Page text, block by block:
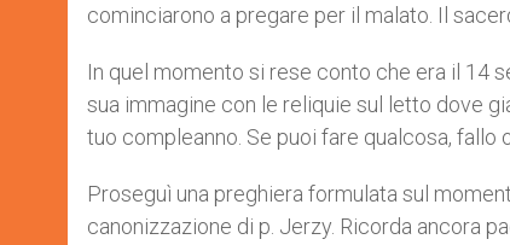
cominciarono a pregare per il malato. Il
In quel momento si rese conto che era il 14
sua immagine con le reliquie sul letto dove
tuo compleanno. Se puoi fare qualcosa, fallo
Proseguì una preghiera formulata sul
canonizzazione di p. Jerzy. Ricorda ancora